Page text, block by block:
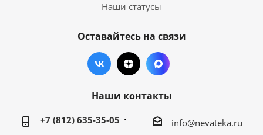
Наши статусы
Оставайтесь на связи
Наши контакты
+7 (812) 635-35-05 info@nevateka.ru